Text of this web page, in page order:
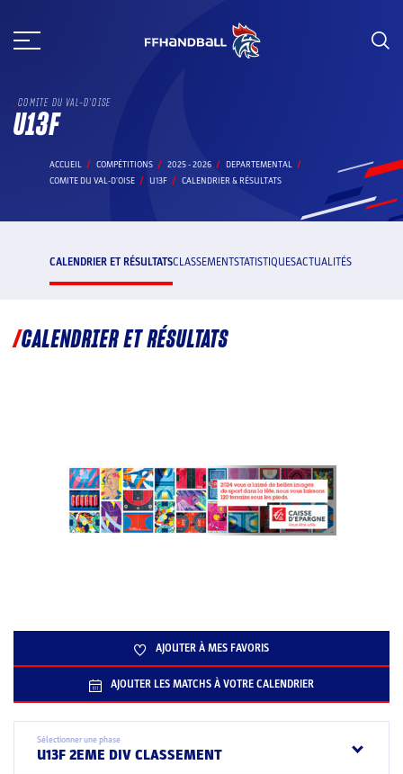
au
COMITE DU VAL-D'OISE
U13F
ACCUEIL COMPÉTITIONS 2025 - 2026
DEPARTEMENTAL
COMITE DU VAL-D'OISE
U13F CALENDRIER & RÉSULTATS
CALENDRIER ET RÉSULTATSCLASSEMENTSTATISTIQUESACTUALITÉS
CALENDRIER ET RÉSULTATS
AJOUTER À MES FAVORIS
AJOUTER LES MATCHS À VOTRE CALENDRIER
Sélectionner une phase
U13F 2EME DIV CLASSEMENT